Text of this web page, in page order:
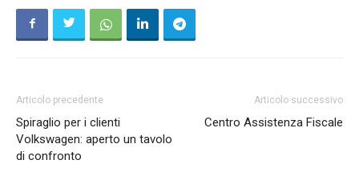
Articolo precedente
Spiraglio per i clienti
Volkswagen: aperto un tavolo
di confronto
Articolo successivo
Centro Assistenza Fiscale